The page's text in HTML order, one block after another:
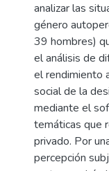
analizar las
género
39 hombres)
el análisis de
el rendimiento
social de la
mediante el
temáticas que
privado. Por
percepción